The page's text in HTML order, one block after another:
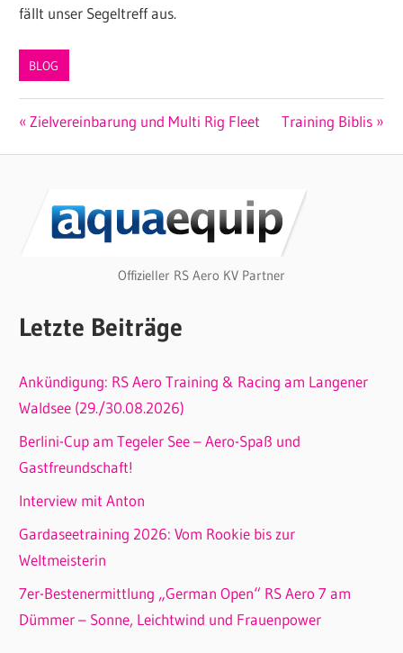
fällt unser Segeltreff aus.
BLOG
Beitragsnavigation
Vorheriger
Zielvereinbarung und Multi Rig Fleet
Nächster
Training Biblis
Offizieller RS Aero KV Partner
Letzte Beiträge
Ankündigung: RS Aero Training & Racing am Langener
Waldsee (29./30.08.2026)
Berlini-Cup am Tegeler See – Aero-Spaß und
Gastfreundschaft!
Interview mit Anton
Gardaseetraining 2026: Vom Rookie bis zur
Weltmeisterin
7er-Bestenermittlung „German Open“ RS Aero 7 am
Dümmer – Sonne, Leichtwind und Frauenpower